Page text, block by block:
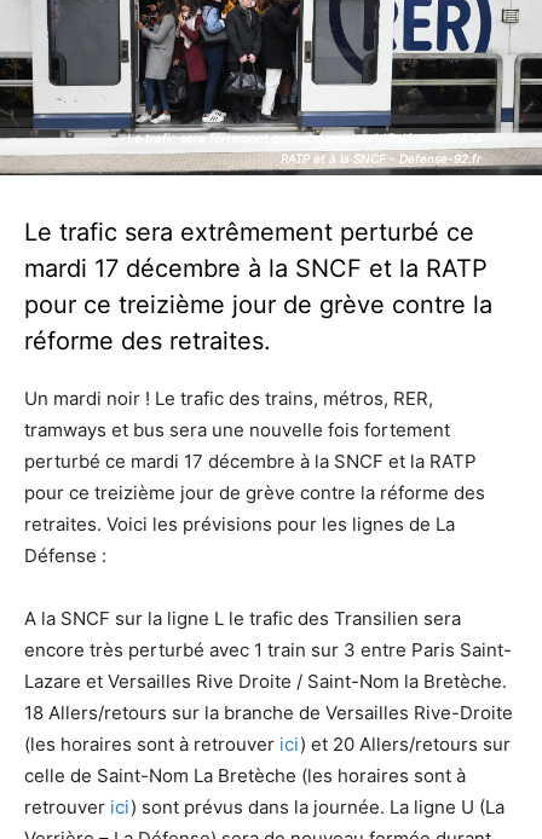
Le trafic sera fortement perturbé ce mardi 17 décembre à la
RATP et à la SNCF - Defense-92.fr
Le trafic sera fortement perturbé ce mardi 17 décembre à la
RATP et à la SNCF - Defense-92.fr
Le trafic sera extrêmement perturbé ce
mardi 17 décembre à la SNCF et la RATP
pour ce treizième jour de grève contre la
réforme des retraites.
Un mardi noir ! Le trafic des trains, métros, RER,
tramways et bus sera une nouvelle fois fortement
perturbé ce mardi 17 décembre à la SNCF et la RATP
pour ce treizième jour de grève contre la réforme des
retraites. Voici les prévisions pour les lignes de La
Défense :
A la SNCF sur la ligne L le trafic des Transilien sera
encore très perturbé avec 1 train sur 3 entre Paris Saint-
Lazare et Versailles Rive Droite / Saint-Nom la Bretèche.
18 Allers/retours sur la branche de Versailles Rive-Droite
(les horaires sont à retrouver ici) et 20 Allers/retours sur
celle de Saint-Nom La Bretèche (les horaires sont à
retrouver ici) sont prévus dans la journée. La ligne U (La